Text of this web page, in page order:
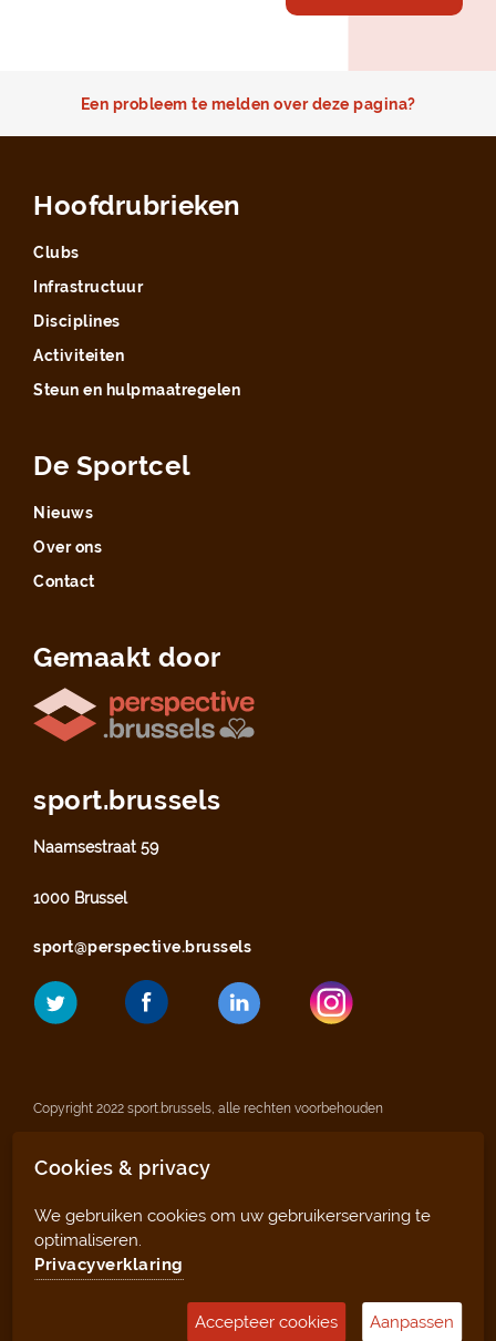
Een probleem te melden over deze pagina?
Hoofdrubrieken
Clubs
Infrastructuur
Disciplines
Activiteiten
Steun en hulpmaatregelen
De Sportcel
Nieuws
Over ons
Contact
Gemaakt door
sport.brussels
Naamsestraat 59
1000 Brussel
sport@perspective.brussels
Copyright 2022 sport.brussels, alle rechten voorbehouden
Wettelijke vermeldingen
Privacyverklaring
Sitemap
Beheertool (voor clubs en infrastructuren)
Cookies & privacy
We gebruiken cookies om uw gebruikerservaring te
optimaliseren.
Privacyverklaring
Accepteer cookies Aanpassen